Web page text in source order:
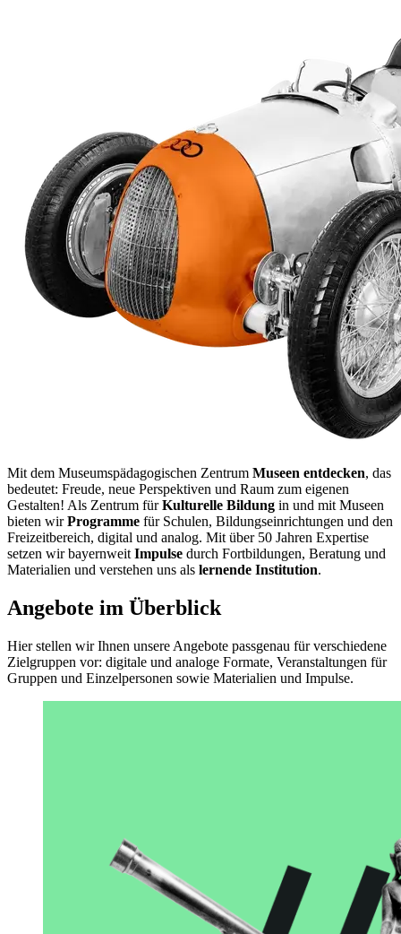
Mit dem Museumspädagogischen Zentrum Museen entdecken, das
bedeutet: Freude, neue Perspektiven und Raum zum eigenen
Gestalten! Als Zentrum fürKulturelle Bildung in und mit Museen
bieten wirProgramme für Schulen, Bildungseinrichtungen und den
Freizeitbereich, digital und analog. Mit über 50 Jahren Expertise
setzen wir bayernweit Impulse durch Fortbildungen, Beratung und
Materialien und verstehen uns als lernende Institution.
Angebote im Überblick
Hier stellen wir Ihnen unsere Angebote passgenau für verschiedene
Zielgruppen vor: digitale und analoge Formate, Veranstaltungen für
Gruppen und Einzelpersonen sowie Materialien und Impulse.